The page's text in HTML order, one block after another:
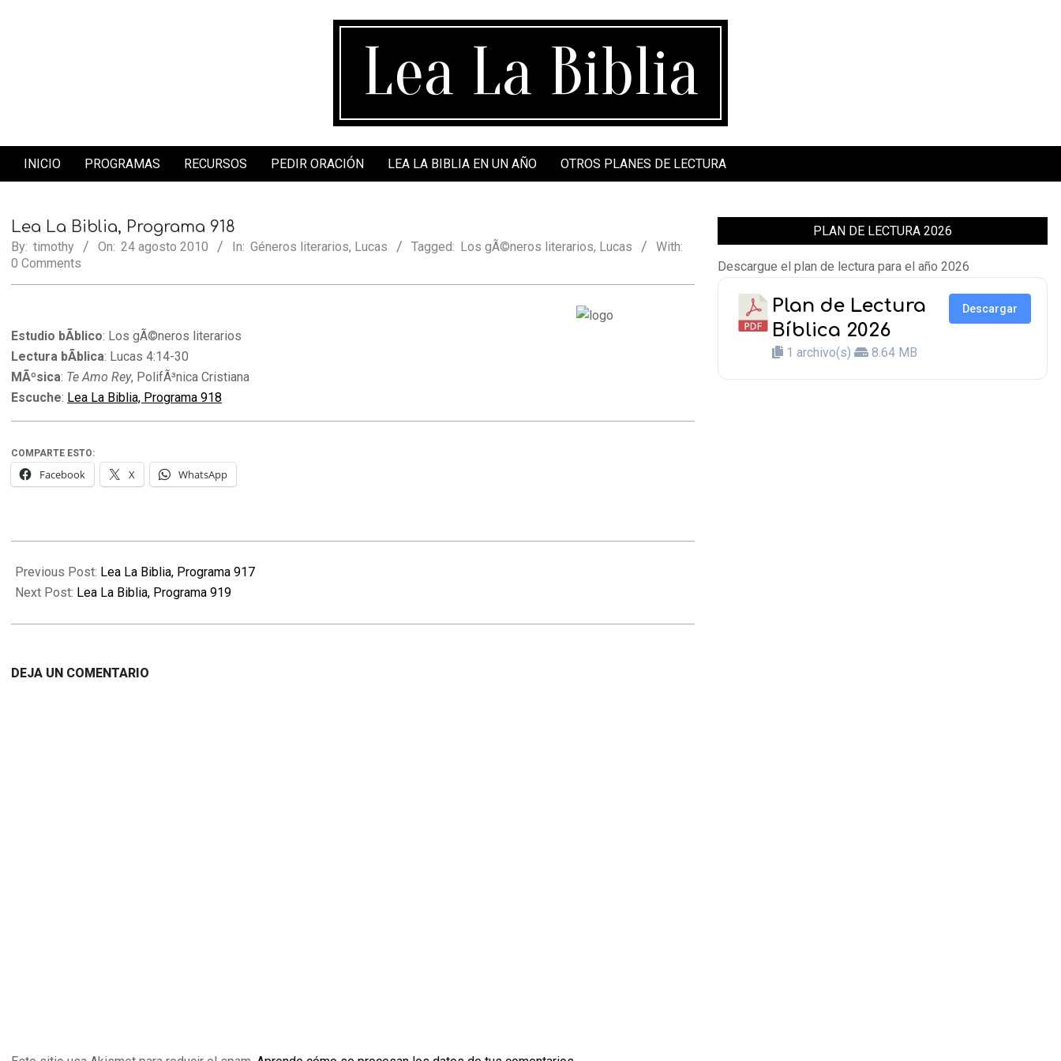
Lea La Biblia
Secondary
INICIO PROGRAMAS RECURSOS PEDIR ORACIÓN LEA LA BIBLIA EN UN AÑO OTROS PLANES DE LECTURA
Lea La Biblia, Programa 918
By: timothy On: 24 agosto 2010 In: Géneros literarios, Lucas Tagged: Los gÃ©neros literarios, Lucas
With:
0 Comments
Estudio bÃ­blico: Los gÃ©neros literarios
Lectura bÃ­blica: Lucas 4:14-30
MÃºsica: Te Amo Rey, PolifÃ³nica Cristiana
Escuche: Lea La Biblia, Programa 918
COMPARTE ESTO:
Facebook X WhatsApp
08-
24
Previous Post: Lea La Biblia, Programa 917
Next Post: Lea La Biblia, Programa 919
DEJA UN COMENTARIO
PLAN DE LECTURA 2026
Descargue el plan de lectura para el año 2026
Plan de Lectura
Bíblica 2026
1 archivo(s) 8.64 MB
Descargar